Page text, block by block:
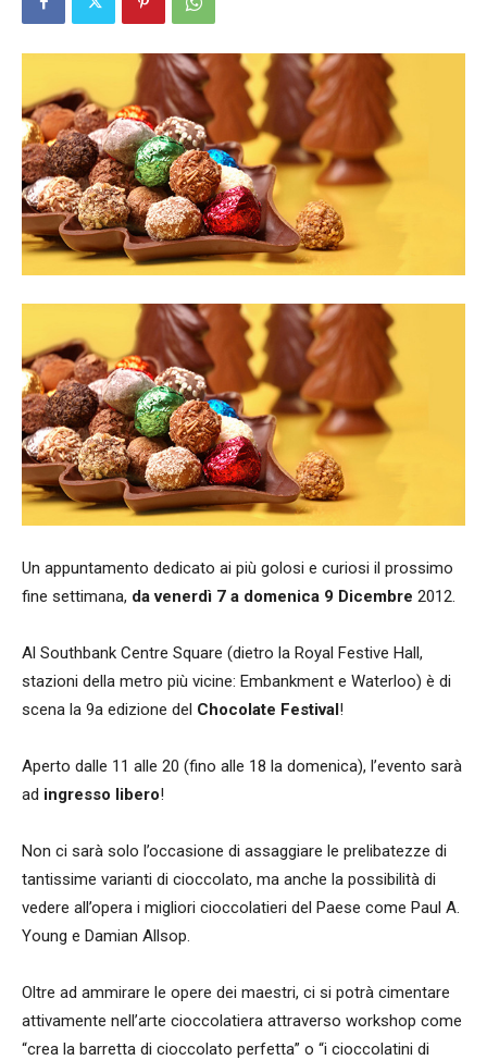
Un appuntamento dedicato ai più golosi e curiosi il prossimo
fine settimana, da venerdì 7 a domenica 9 Dicembre 2012.
Al Southbank Centre Square (dietro la Royal Festive Hall,
stazioni della metro più vicine: Embankment e Waterloo) è di
scena la 9a edizione del Chocolate Festival!
Aperto dalle 11 alle 20 (fino alle 18 la domenica), l’evento sarà
ad ingresso libero!
Non ci sarà solo l’occasione di assaggiare le prelibatezze di
tantissime varianti di cioccolato, ma anche la possibilità di
vedere all’opera i migliori cioccolatieri del Paese come Paul A.
Young e Damian Allsop.
Oltre ad ammirare le opere dei maestri, ci si potrà cimentare
attivamente nell’arte cioccolatiera attraverso workshop come
“crea la barretta di cioccolato perfetta” o “i cioccolatini di